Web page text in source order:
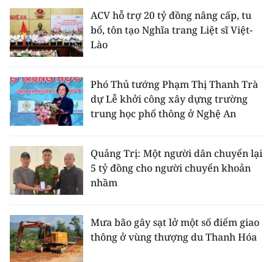
ACV hỗ trợ 20 tỷ đồng nâng cấp, tu
bổ, tôn tạo Nghĩa trang Liệt sĩ Việt-
Lào
Phó Thủ tướng Phạm Thị Thanh Trà
dự Lễ khởi công xây dựng trường
trung học phổ thông ở Nghệ An
Quảng Trị: Một người dân chuyển lại
5 tỷ đồng cho người chuyển khoản
nhầm
Mưa bão gây sạt lở một số điểm giao
thông ở vùng thượng du Thanh Hóa